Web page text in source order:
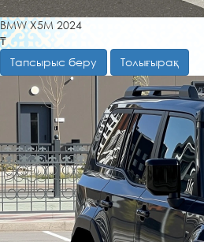
BMW X5M 2024
₸
Тапсырыс беру
Толығырақ